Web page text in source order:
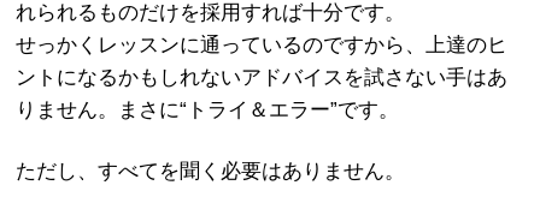
れられるものだけを採用すれば十分です。
せっかくレッスンに通っているのですから、上達のヒ
ントになるかもしれないアドバイスを試さない手はあ
りません。まさに“トライ＆エラー”です。
ただし、すべてを聞く必要はありません。